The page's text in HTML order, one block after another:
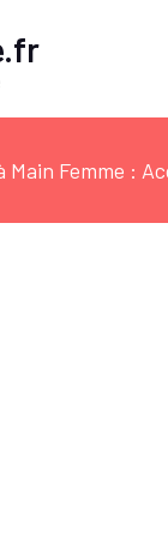
Main Femme :